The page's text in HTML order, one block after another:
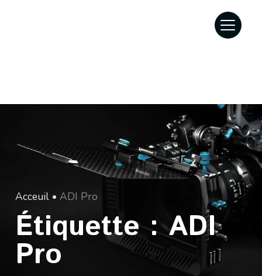
Acceuil •ADI Pro
Étiquette : ADI
Pro